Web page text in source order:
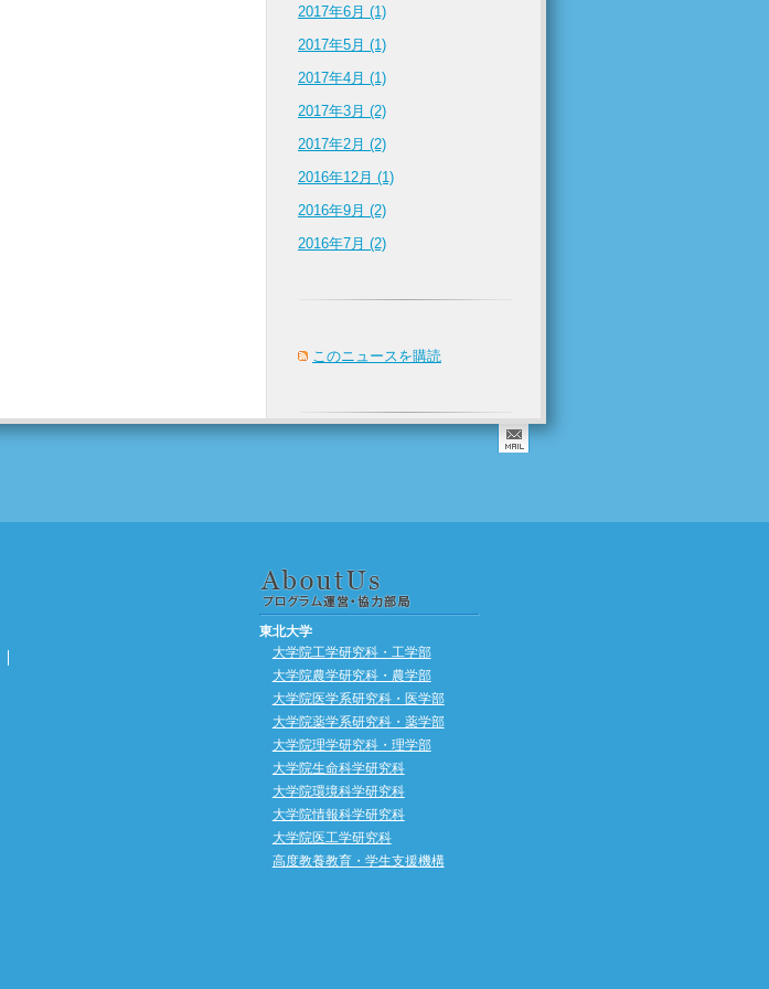
2017年6月 (1)
2017年5月 (1)
2017年4月 (1)
2017年3月 (2)
2017年2月 (2)
2016年12月 (1)
2016年9月 (2)
2016年7月 (2)
このニュースを購読
東北大学
大学院工学研究科・工学部
大学院農学研究科・農学部
大学院医学系研究科・医学部
大学院薬学系研究科・薬学部
大学院理学研究科・理学部
大学院生命科学研究科
大学院環境科学研究科
大学院情報科学研究科
大学院医工学研究科
高度教養教育・学生支援機構